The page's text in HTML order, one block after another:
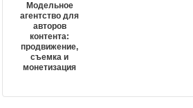
Модельное
агентство для
авторов
контента:
продвижение,
съемка и
монетизация